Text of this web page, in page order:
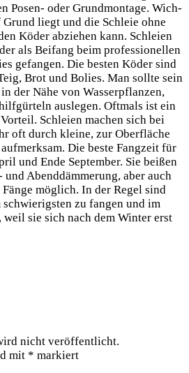
Posen- oder Grund­mon­ta­ge. Wich­
liegt und die Schleie ohne
Köder abzie­hen kann. Schlei­en
als Bei­fang beim pro­fes­sio­nel­len
gefan­gen. Die bes­ten Köder sind
Brot und Bolies. Man soll­te sein
der Nähe von Was­ser­pflan­zen,
aus­le­gen. Oft­mals ist ein
Schlei­en machen sich bei
oft durch klei­ne, zur Ober­flä­che
Die bes­te Fang­zeit für
und Ende Sep­tem­ber. Sie bei­ßen
Abend­däm­me­rung, aber auch
mög­lich. In der Regel sind
schwie­rigs­ten zu fan­gen und im
sie sich nach dem Win­ter erst
nicht veröffentlicht.
mit * markiert